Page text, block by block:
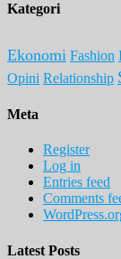
Kategori
Ekonomi Fashion
Opini Relationship
Meta
Register
Log in
Entries feed
Comments
Latest Posts